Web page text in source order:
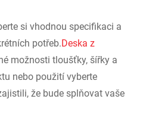
si vhodnou specifikaci a
potřeb.Deska z
možnosti tloušťky, šířky a
nebo použití vyberte
že bude splňovat vaše